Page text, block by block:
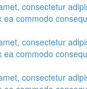
consectetur
ea commodo
consectetur
ea commodo
consectetur